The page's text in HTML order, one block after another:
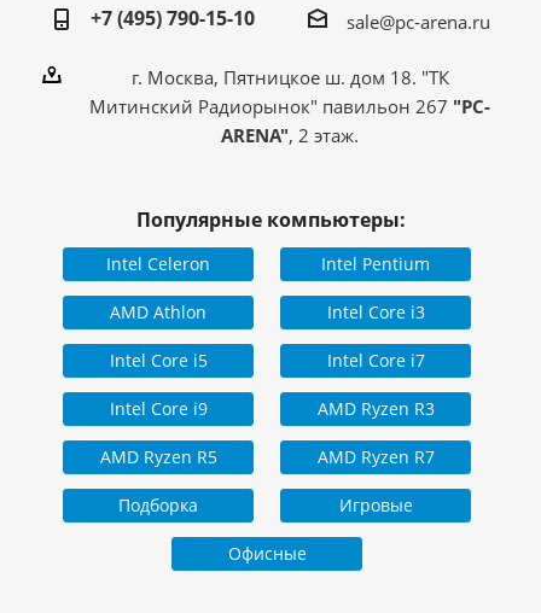
+7 (495) 790-15-10
sale@pc-arena.ru
г. Москва, Пятницкое ш. дом 18. "ТК
Митинский Радиорынок" павильон 267 "PC-
ARENA", 2 этаж.
Популярные компьютеры:
Intel Celeron Intel Pentium
AMD Athlon Intel Core i3
Intel Core i5 Intel Core i7
Intel Core i9 AMD Ryzen R3
AMD Ryzen R5 AMD Ryzen R7
Подборка Игровые
Офисные